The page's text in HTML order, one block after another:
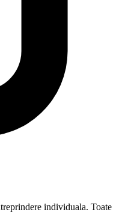
individuala. Toate